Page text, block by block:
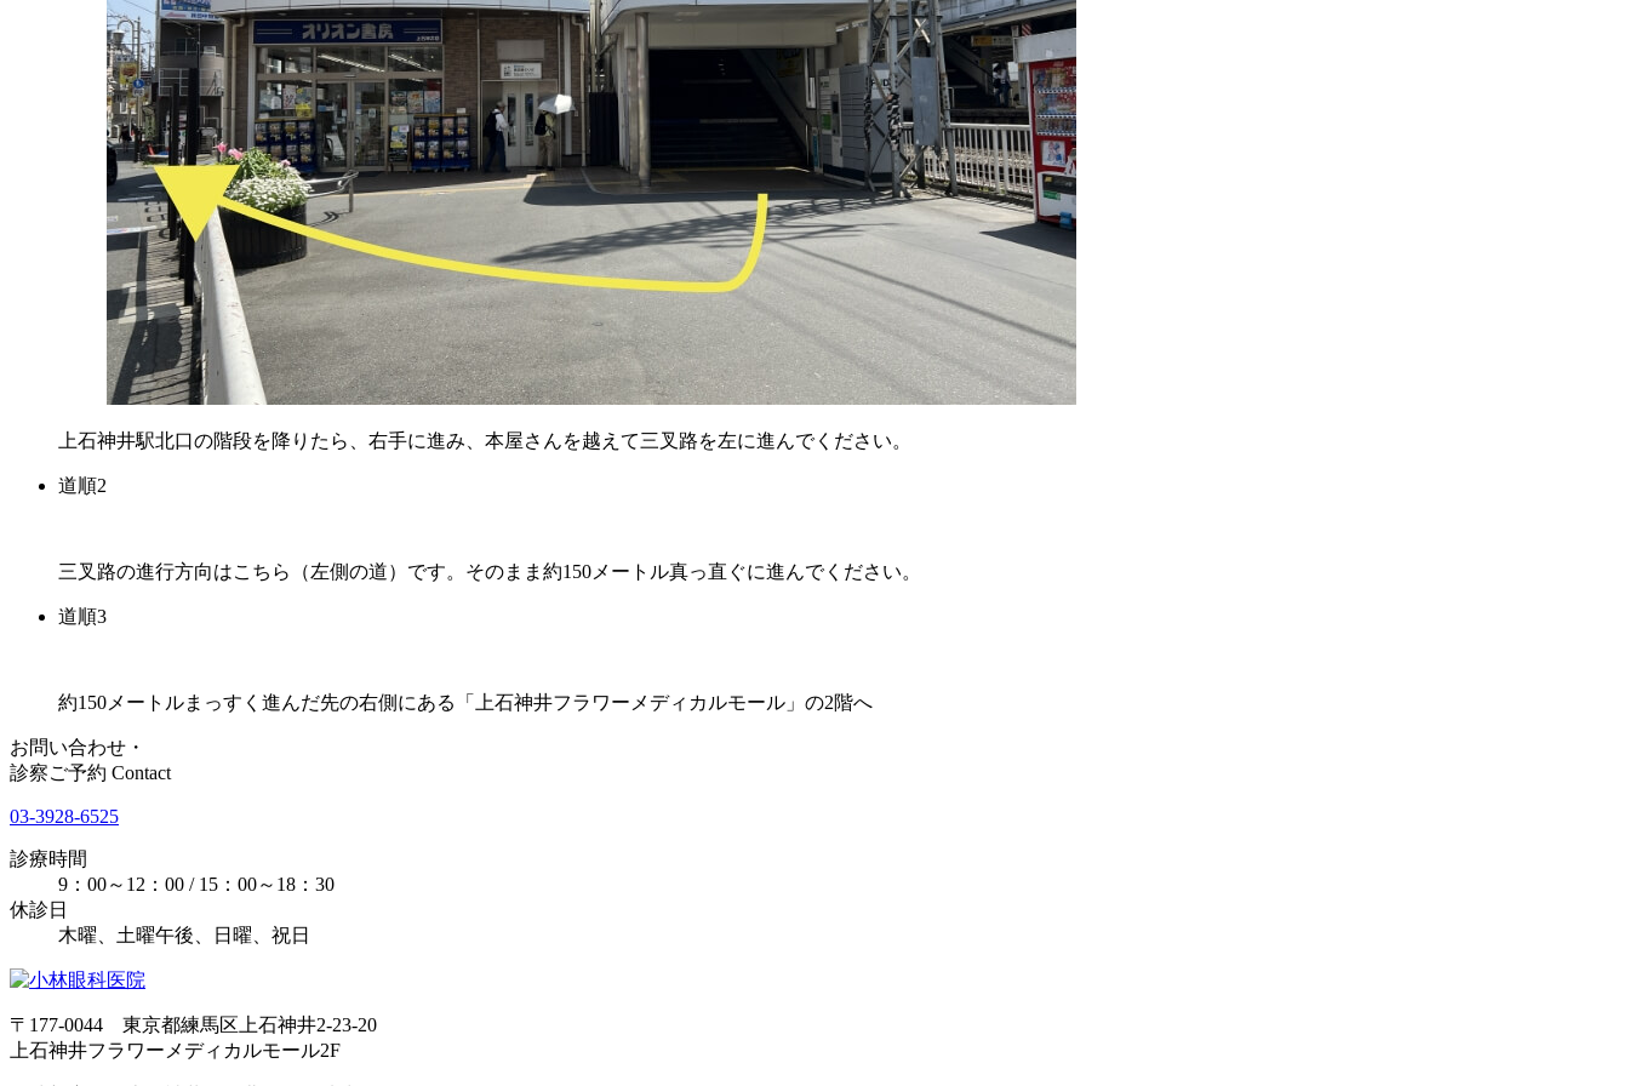
上石神井駅北口の階段を降りたら、右手に進み、本屋さんを越えて三叉路を左に進んでください。
道順2
三叉路の進行方向はこちら（左側の道）です。そのまま約150メートル真っ直ぐに進んでください。
道順3
約150メートルまっすく進んだ先の右側にある「上石神井フラワーメディカルモール」の2階へ
お問い合わせ・
診察ご予約 Contact
03-3928-6525
診療時間
9：00～12：00 / 15：00～18：30
休診日
木曜、土曜午後、日曜、祝日
〒177-0044 東京都練馬区上石神井2-23-20
上石神井フラワーメディカルモール2F